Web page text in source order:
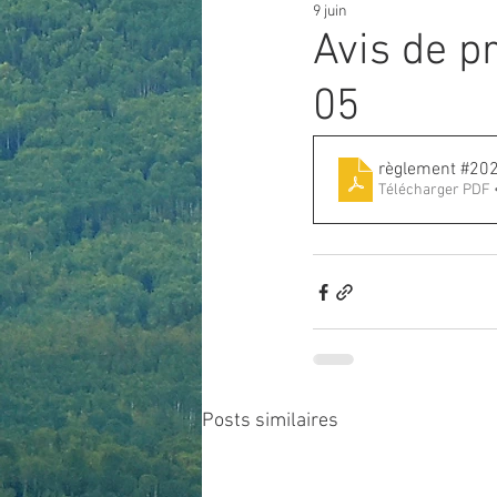
Avis de
05
9 juin
Télécharger PDF
Posts similaires